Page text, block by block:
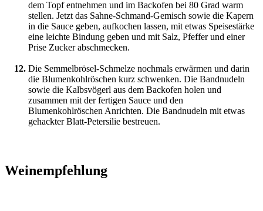
dem Topf entnehmen und im Backofen bei 80 Grad warm
stellen. Jetzt das Sahne-Schmand-Gemisch sowie die Kapern
in die Sauce geben, aufkochen lassen, mit etwas Speisestärke
eine leichte Bindung geben und mit Salz, Pfeffer und einer
Prise Zucker abschmecken.
Die Semmelbrösel-Schmelze nochmals erwärmen und darin
die Blumenkohlröschen kurz schwenken. Die Bandnudeln
sowie die Kalbsvögerl aus dem Backofen holen und
zusammen mit der fertigen Sauce und den
Blumenkohlröschen Anrichten. Die Bandnudeln mit etwas
gehackter Blatt-Petersilie bestreuen.
Weinempfehlung